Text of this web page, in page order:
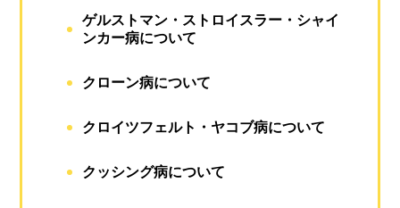
ゲルストマン・ストロイスラー・シャイ
ンカー病について
クローン病について
クロイツフェルト・ヤコブ病について
クッシング病について